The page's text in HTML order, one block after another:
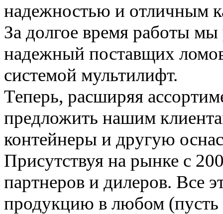
надежностью и отличным
За долгое время работы мы
надежный поставщих
системой мультилифт.
Теперь, расширяя
предложить нашим
контейнеры и другую
Присутствуя на рынке с
партнеров и дилеров. Все
продукцию в любом (пусть